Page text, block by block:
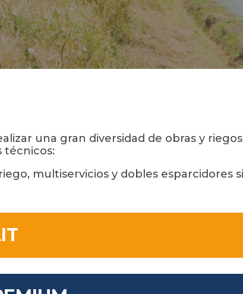
una gran diversidad de obras y
técnicos:
multiservicios y dobles esparcidores